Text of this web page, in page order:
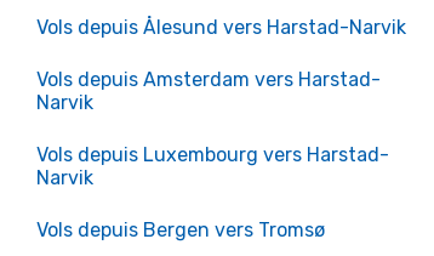
Vols depuis Ålesund vers Harstad-Narvik
Vols depuis Amsterdam vers Harstad-
Narvik
Vols depuis Luxembourg vers Harstad-
Narvik
Vols depuis Bergen vers Tromsø